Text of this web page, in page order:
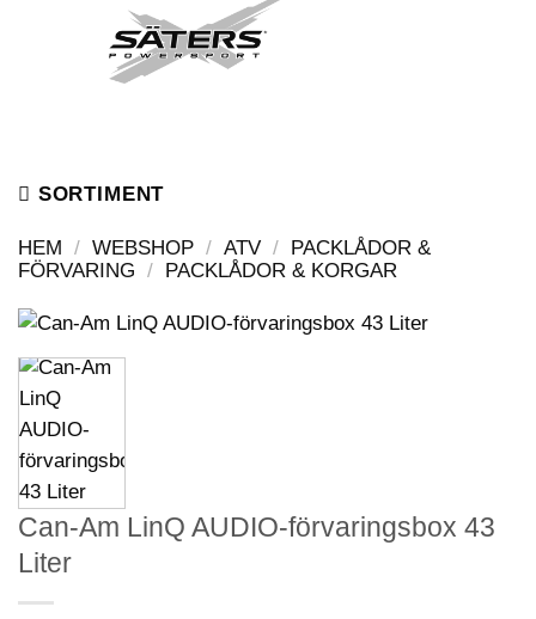
SORTIMENT
HEM / WEBSHOP / ATV / PACKLÅDOR &
FÖRVARING / PACKLÅDOR & KORGAR
Can-Am LinQ AUDIO-förvaringsbox 43
Liter